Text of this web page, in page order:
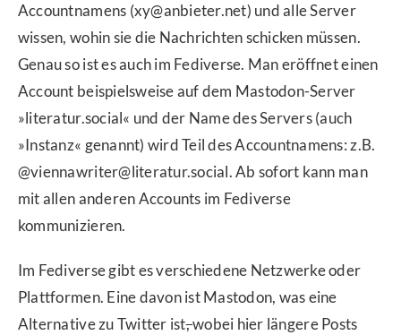
Accountnamens (xy@anbieter.net) und alle Server
wissen, wohin sie die Nachrichten schicken müssen.
Genau so ist es auch im Fediverse. Man eröffnet einen
Account beispielsweise auf dem Mastodon-Server
»literatur.social« und der Name des Servers (auch
»Instanz« genannt) wird Teil des Accountnamens: z.B.
@viennawriter@literatur.social. Ab sofort kann man
mit allen anderen Accounts im Fediverse
kommunizieren.
Im Fediverse gibt es verschiedene Netzwerke oder
Plattformen. Eine davon ist Mastodon, was eine
Alternative zu Twitter ist,wobei hier längere Posts